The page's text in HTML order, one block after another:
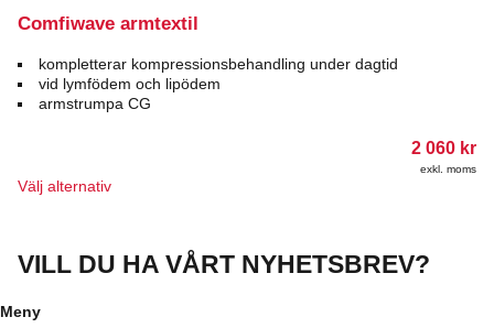
De
alternativen
kan
väljas
Comfiwave armtextil
kompletterar kompressionsbehandling under dagtid
vid lymfödem och lipödem
armstrumpa CG
2 060 kr
exkl. moms
Välj alternativDen
flera
VILL DU HA VÅRT NYHETSBREV?
Meny